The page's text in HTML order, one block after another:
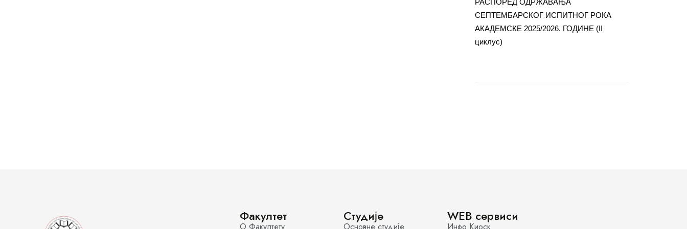
РАСПОРЕД ОДРЖАВАЊА
СЕПТЕМБАРСКОГ ИСПИТНОГ РОКА
АКАДЕМСКЕ 2025/2026. ГОДИНЕ (II
циклус)
Факултет Студије WEB сервиси